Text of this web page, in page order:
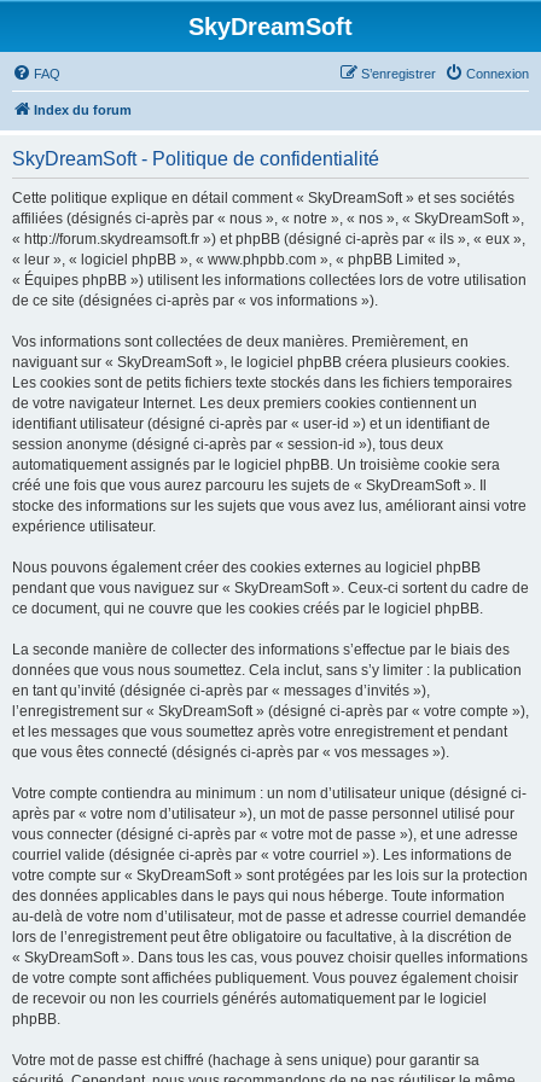
SkyDreamSoft
FAQ Connexion
S’enregistrer
Index du forum
SkyDreamSoft - Politique de confidentialité
Cette politique explique en détail comment « SkyDreamSoft » et ses sociétés
affiliées (désignés ci-après par « nous », « notre », « nos », « SkyDreamSoft »,
« http://forum.skydreamsoft.fr ») et phpBB (désigné ci-après par « ils », « eux »,
« leur », « logiciel phpBB », « www.phpbb.com », « phpBB Limited »,
« Équipes phpBB ») utilisent les informations collectées lors de votre utilisation
de ce site (désignées ci-après par « vos informations »).
Vos informations sont collectées de deux manières. Premièrement, en
naviguant sur « SkyDreamSoft », le logiciel phpBB créera plusieurs cookies.
Les cookies sont de petits fichiers texte stockés dans les fichiers temporaires
de votre navigateur Internet. Les deux premiers cookies contiennent un
identifiant utilisateur (désigné ci-après par « user-id ») et un identifiant de
session anonyme (désigné ci-après par « session-id »), tous deux
automatiquement assignés par le logiciel phpBB. Un troisième cookie sera
créé une fois que vous aurez parcouru les sujets de « SkyDreamSoft ». Il
stocke des informations sur les sujets que vous avez lus, améliorant ainsi votre
expérience utilisateur.
Nous pouvons également créer des cookies externes au logiciel phpBB
pendant que vous naviguez sur « SkyDreamSoft ». Ceux-ci sortent du cadre de
ce document, qui ne couvre que les cookies créés par le logiciel phpBB.
La seconde manière de collecter des informations s’effectue par le biais des
données que vous nous soumettez. Cela inclut, sans s’y limiter : la publication
en tant qu’invité (désignée ci-après par « messages d’invités »),
l’enregistrement sur « SkyDreamSoft » (désigné ci-après par « votre compte »),
et les messages que vous soumettez après votre enregistrement et pendant
que vous êtes connecté (désignés ci-après par « vos messages »).
Votre compte contiendra au minimum : un nom d’utilisateur unique (désigné ci-
après par « votre nom d’utilisateur »), un mot de passe personnel utilisé pour
vous connecter (désigné ci-après par « votre mot de passe »), et une adresse
courriel valide (désignée ci-après par « votre courriel »). Les informations de
votre compte sur « SkyDreamSoft » sont protégées par les lois sur la protection
des données applicables dans le pays qui nous héberge. Toute information
au-delà de votre nom d’utilisateur, mot de passe et adresse courriel demandée
lors de l’enregistrement peut être obligatoire ou facultative, à la discrétion de
« SkyDreamSoft ». Dans tous les cas, vous pouvez choisir quelles informations
de votre compte sont affichées publiquement. Vous pouvez également choisir
de recevoir ou non les courriels générés automatiquement par le logiciel
phpBB.
Votre mot de passe est chiffré (hachage à sens unique) pour garantir sa